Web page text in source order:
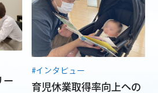
ー
#インタビュー
育児休業取得率向上への